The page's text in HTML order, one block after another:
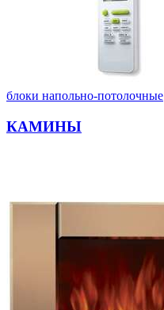
блоки напольно-потолочные
КАМИНЫ